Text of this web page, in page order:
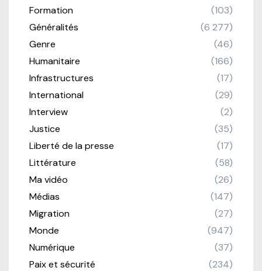
Formation
(103)
Généralités
(6 277)
Genre
(46)
Humanitaire
(166)
Infrastructures
(17)
International
(29)
Interview
(2)
Justice
(35)
Liberté de la presse
(17)
Littérature
(58)
Ma vidéo
(26)
Médias
(147)
Migration
(27)
Monde
(947)
Numérique
(37)
Paix et sécurité
(234)